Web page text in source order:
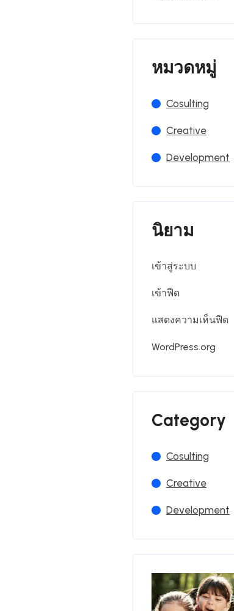
หมวดหมู่
Cosulting
Creative
Development
นิยาม
เข้าสู่ระบบ
เข้าฟีด
แสดงความเห็นฟีด
WordPress.org
Category
Cosulting
Creative
Development